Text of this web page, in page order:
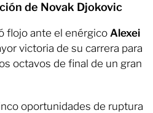
de Novak Djokovic
flojo ante el enérgico Alexei
victoria de su carrera para
octavos de final de un gran
oportunidades de ruptura